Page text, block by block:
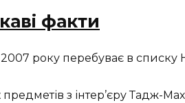
факти
року перебуває в списку
з інтер’єру Тадж-